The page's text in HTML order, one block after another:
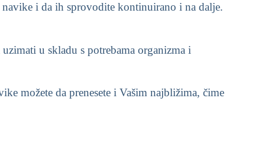
i da ih sprovodite kontinuirano i na dalje.
u skladu s potrebama organizma i
možete da prenesete i Vašim najbližima, čime